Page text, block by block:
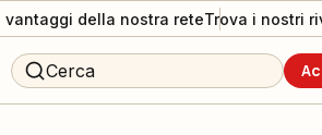
vantaggi della nostra reteTrova i nostri
Cerca